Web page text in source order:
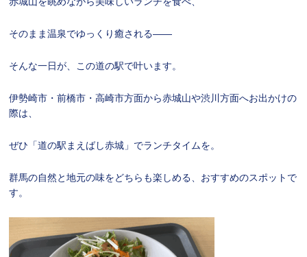
そのまま温泉でゆっくり癒される——
そんな一日が、この道の駅で叶います。
伊勢崎市・前橋市・高崎市方面から赤城山や渋川方面へお出かけの
際は、
ぜひ「道の駅まえばし赤城 」でランチタイムを。
群馬の自然と地元の味をどちらも楽しめる、おすすめのスポットで
す。